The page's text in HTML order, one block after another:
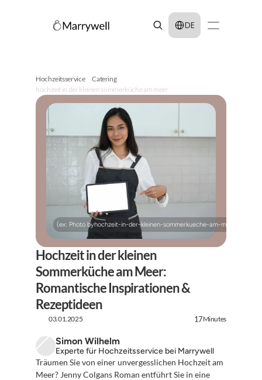
Select Language
DE
Hochzeitsservice
Catering
hochzeit in der kleinen sommerküche am meer
(ex: Photo byhochzeit-in-der-kleinen-sommerkueche-am-meer
Hochzeit in der kleinen
Sommerküche am Meer:
Romantische Inspirationen &
Rezeptideen
03.01.2025 17Minutes
Simon Wilhelm
Experte für Hochzeitsservice bei Marrywell
Träumen Sie von einer unvergesslichen Hochzeit am
Meer? Jenny Colgans Roman entführt Sie in eine